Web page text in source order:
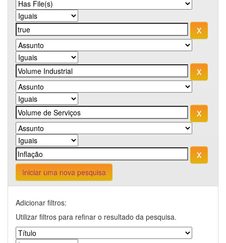
Iniciar uma nova pesquisa
Adicionar filtros:
Utilizar filtros para refinar o resultado da pesquisa.